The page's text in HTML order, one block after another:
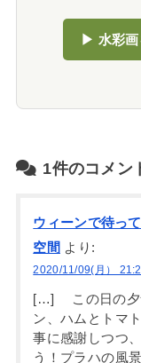
▶ 水彩画
1件のコメン
ウィーンで待っ
空間 より:
2020/11/09(月）
[…] この日の夕
ン、ハムとトマ
事に感謝しつつ
う！プラハの風